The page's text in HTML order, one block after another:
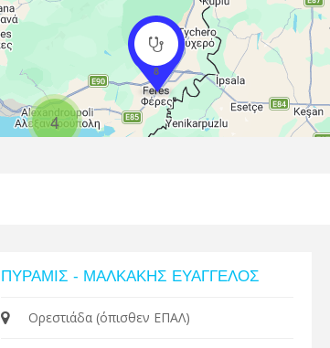
8
4
ΠΥΡΑΜΙΣ - ΜΑΛΚΑΚΗΣ ΕΥΑΓΓΕΛΟΣ
Ορεστιάδα (όπισθεν ΕΠΑΛ)